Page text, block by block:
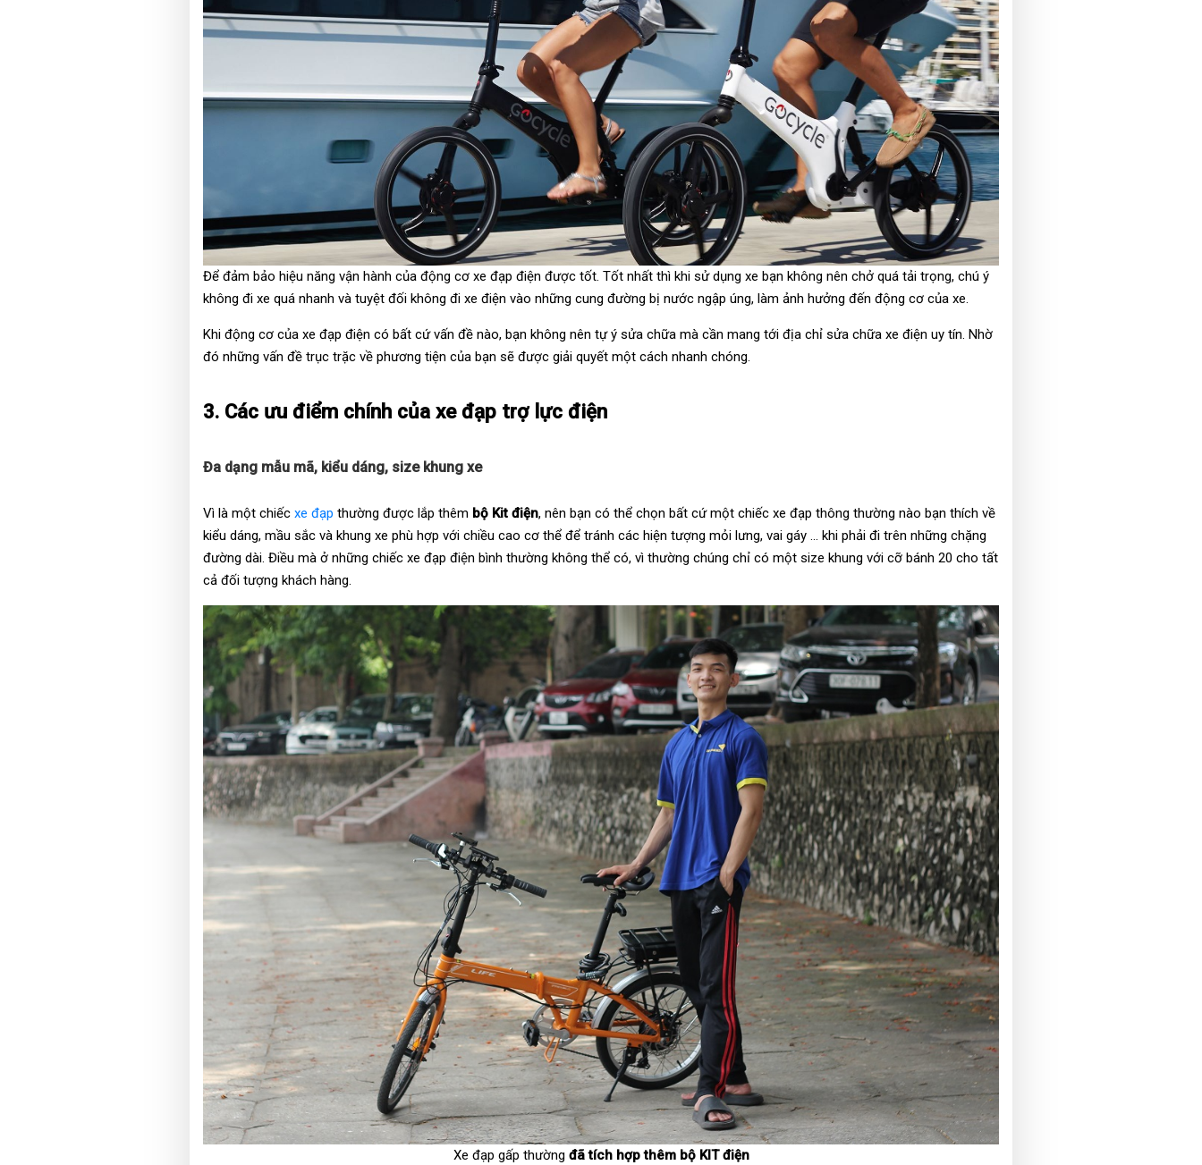
Để đảm bảo hiệu năng vận hành của động cơ xe đạp điện được tốt. Tốt nhất thì khi sử dụng xe bạn không nên chở quá tải trọng, chú ý
không đi xe quá nhanh và tuyệt đối không đi xe điện vào những cung đường bị nước ngập úng, làm ảnh hưởng đến động cơ của xe.
Khi động cơ của xe đạp điện có bất cứ vấn đề nào, bạn không nên tự ý sửa chữa mà cần mang tới địa chỉ sửa chữa xe điện uy tín. Nhờ
đó những vấn đề trục trặc về phương tiện của bạn sẽ được giải quyết một cách nhanh chóng.
3. Các ưu điểm chính của xe đạp trợ lực điện
Đa dạng mẫu mã, kiểu dáng, size khung xe
Vì là một chiếc xe đạp thường được lắp thêm bộ Kit điện, nên bạn có thể chọn bất cứ một chiếc xe đạp thông thường nào bạn thích về
kiểu dáng, mầu sắc và khung xe phù hợp với chiều cao cơ thể để tránh các hiện tượng mỏi lưng, vai gáy ... khi phải đi trên những chặng
đường dài. Điều mà ở những chiếc xe đạp điện bình thường không thể có, vì thường chúng chỉ có một size khung với cỡ bánh 20 cho tất
cả đối tượng khách hàng.
Xe đạp gấp thường đã tích hợp thêm bộ KIT điện